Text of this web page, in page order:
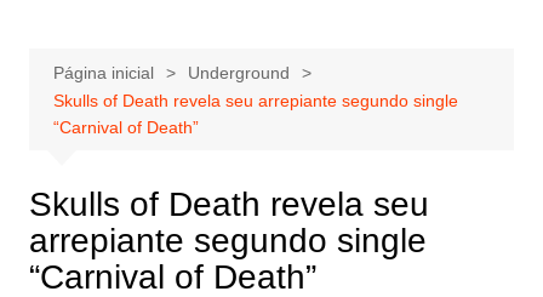
Página inicial
Underground
Skulls of Death revela seu arrepiante segundo single
“Carnival of Death”
Skulls of Death revela seu
arrepiante segundo single
“Carnival of Death”